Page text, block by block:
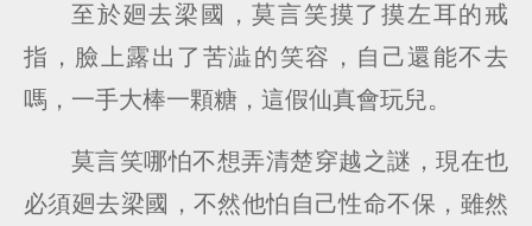
至於廻去梁國，莫言笑摸了摸左耳的戒
指，臉上露出了苦澁的笑容，自己還能不去
嗎，一手大棒一顆糖，這假仙真會玩兒。
莫言笑哪怕不想弄清楚穿越之謎，現在也
必須廻去梁國，不然他怕自己性命不保，雖然